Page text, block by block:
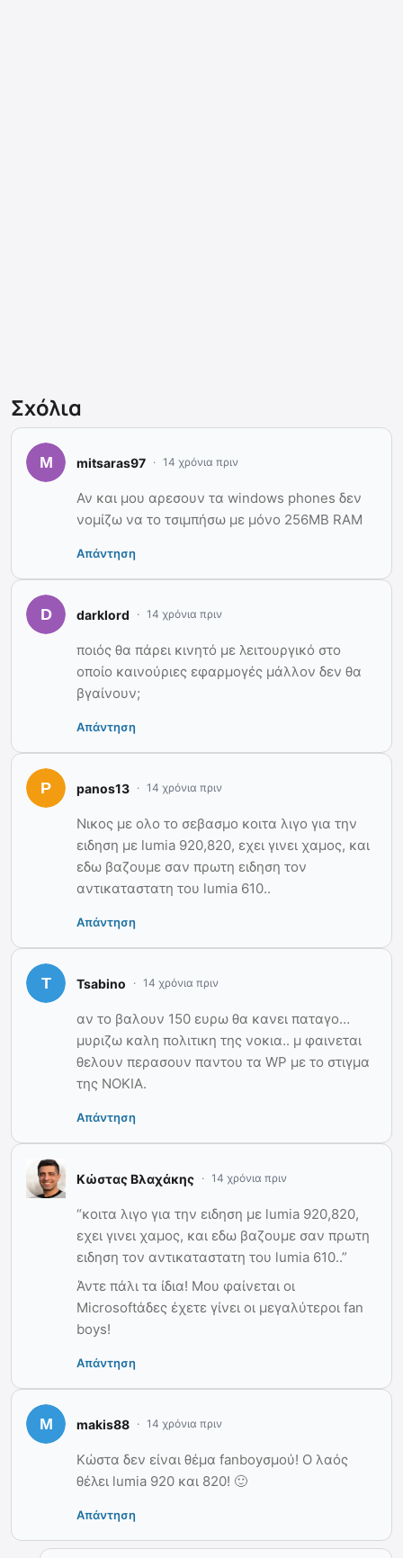
Σχόλια
mitsaras97 14 χρόνια πριν
Αν και μου αρεσουν τα windows phones δεν
νομίζω να το τσιμπήσω με μόνο 256MB RAM
Απάντηση
darklord 14 χρόνια πριν
ποιός θα πάρει κινητό με λειτουργικό στο
οποίο καινούριες εφαρμογές μάλλον δεν θα
βγαίνουν;
Απάντηση
panos13 14 χρόνια πριν
Νικος με ολο το σεβασμο κοιτα λιγο για την
ειδηση με lumia 920,820, εχει γινει χαμος, και
εδω βαζουμε σαν πρωτη ειδηση τον
αντικαταστατη του lumia 610..
Απάντηση
Tsabino 14 χρόνια πριν
αν το βαλουν 150 ευρω θα κανει παταγο…
μυριζω καλη πολιτικη της νοκια.. μ φαινεται
θελουν περασουν παντου τα WP με το στιγμα
της NOKIA.
Απάντηση
Κώστας Βλαχάκης 14 χρόνια πριν
“κοιτα λιγο για την ειδηση με lumia 920,820,
εχει γινει χαμος, και εδω βαζουμε σαν πρωτη
ειδηση τον αντικαταστατη του lumia 610..”
Άντε πάλι τα ίδια! Μου φαίνεται οι
Microsoftάδες έχετε γίνει οι μεγαλύτεροι fan
boys!
Απάντηση
makis88 14 χρόνια πριν
Κώστα δεν είναι θέμα fanboyσμού! Ο λαός
θέλει lumia 920 και 820! 🙂
Απάντηση